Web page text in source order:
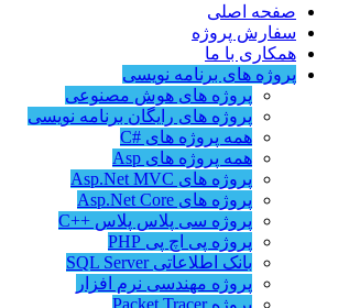
صفحه اصلی
سفارش پروژه
همکاری با ما
پروژه های برنامه نویسی
پروژه های هوش مصنوعی
پروژه های رایگان برنامه نویسی
همه پروژه های #C
همه پروژه های Asp
پروژه های Asp.Net MVC
پروژه های Asp.Net Core
پروژه سی پلاس پلاس ++C
پروژه پی اچ پی PHP
بانک اطلاعاتی SQL Server
پروژه مهندسی نرم افزار
پروژه Packet Tracer